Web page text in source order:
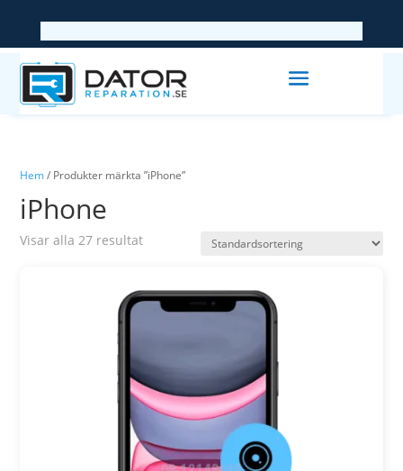
Hem/ Produkter märkta ”iPhone”
iPhone
Visar alla 27 resultat